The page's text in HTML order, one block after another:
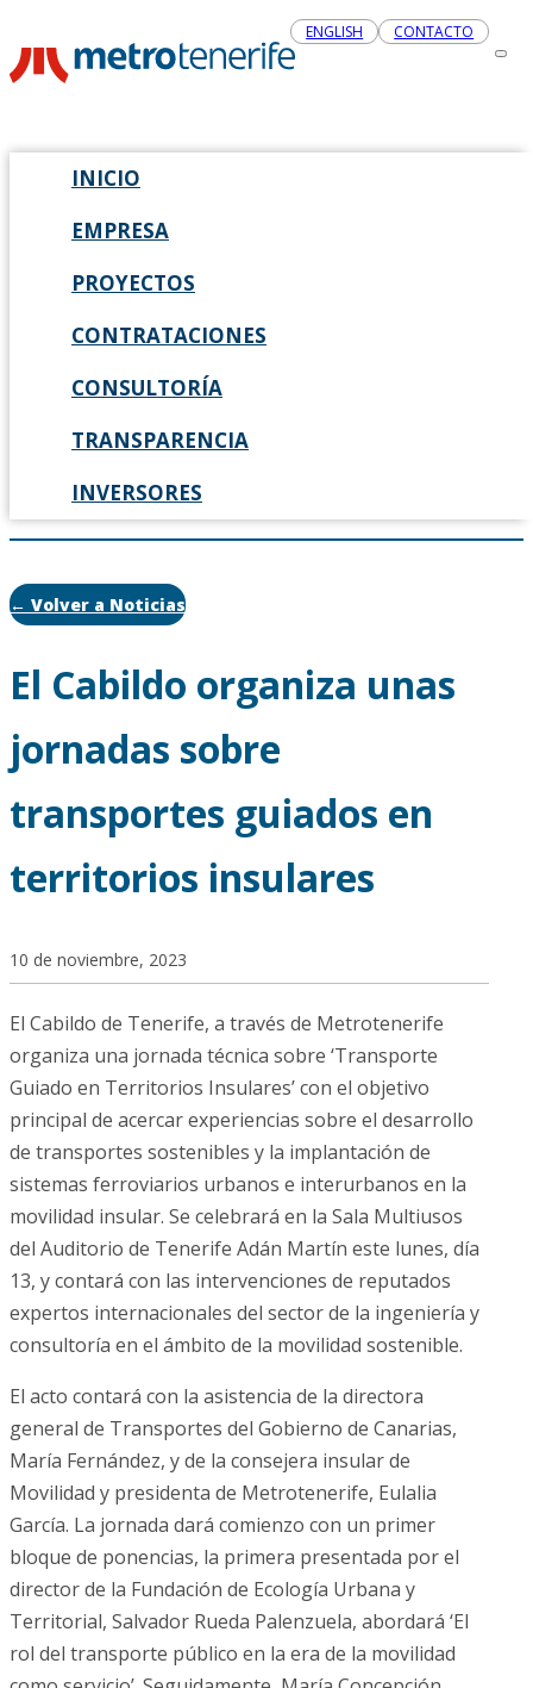
ENGLISH CONTACTO
INICIO
EMPRESA
PROYECTOS
CONTRATACIONES
CONSULTORÍA
TRANSPARENCIA
INVERSORES
← Volver a Noticias
El Cabildo organiza unas
jornadas sobre
transportes guiados en
territorios insulares
10 de noviembre, 2023
El Cabildo de Tenerife, a través de Metrotenerife
organiza una jornada técnica sobre ‘Transporte
Guiado en Territorios Insulares’ con el objetivo
principal de acercar experiencias sobre el desarrollo
de transportes sostenibles y la implantación de
sistemas ferroviarios urbanos e interurbanos en la
movilidad insular. Se celebrará en la Sala Multiusos
del Auditorio de Tenerife Adán Martín este lunes, día
13, y contará con las intervenciones de reputados
expertos internacionales del sector de la ingeniería y
consultoría en el ámbito de la movilidad sostenible.
El acto contará con la asistencia de la directora
general de Transportes del Gobierno de Canarias,
María Fernández, y de la consejera insular de
Movilidad y presidenta de Metrotenerife, Eulalia
García. La jornada dará comienzo con un primer
bloque de ponencias, la primera presentada por el
director de la Fundación de Ecología Urbana y
Territorial, Salvador Rueda Palenzuela, abordará ‘El
rol del transporte público en la era de la movilidad